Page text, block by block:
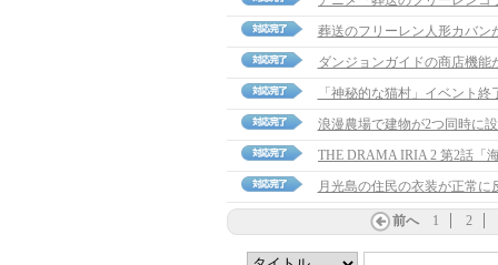
葬送のフリーレン人形カバン
ダンジョンガイドの商店機能
「神秘的な猫村」イベント
浪漫農場で建物が2つ同時に
月光島の住民の衣装が正常
前へ 1 2